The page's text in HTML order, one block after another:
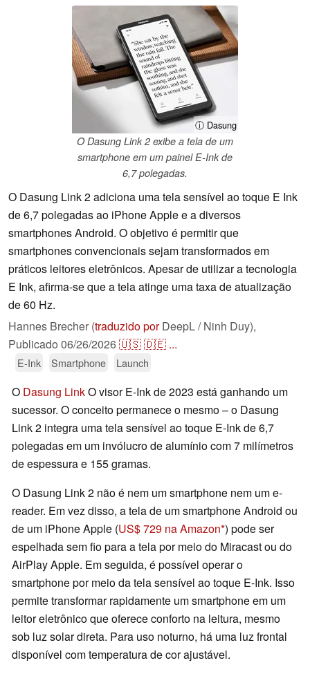
ⓘ Dasung
O Dasung Link 2 exibe a tela de um
smartphone em um painel E-Ink de
6,7 polegadas.
O Dasung Link 2 adiciona uma tela sensível ao toque E Ink
de 6,7 polegadas ao iPhone Apple e a diversos
smartphones Android. O objetivo é permitir que
smartphones convencionais sejam transformados em
práticos leitores eletrônicos. Apesar de utilizar a tecnologia
E Ink, afirma-se que a tela atinge uma taxa de atualização
de 60 Hz.
Hannes Brecher (traduzido porDeepL / Ninh Duy),
Publicado 06/26/2026🇺🇸🇩🇪 ...
E-Ink Smartphone Launch
O Dasung LinkO visor E-Ink de 2023 está ganhando um
sucessor. O conceito permanece o mesmo – o Dasung
Link 2 integra uma tela sensível ao toque E-Ink de 6,7
polegadas em um invólucro de alumínio com 7 milímetros
de espessura e 155 gramas.
O Dasung Link 2 não é nem um smartphone nem um e-
reader. Em vez disso, a tela de um smartphone Android ou
de um iPhone Apple (US$ 729 na Amazon ) pode ser
espelhada sem fio para a tela por meio do Miracast ou do
AirPlay Apple. Em seguida, é possível operar o
smartphone por meio da tela sensível ao toque E-Ink. Isso
permite transformar rapidamente um smartphone em um
leitor eletrônico que oferece conforto na leitura, mesmo
sob luz solar direta. Para uso noturno, há uma luz frontal
disponível com temperatura de cor ajustável.